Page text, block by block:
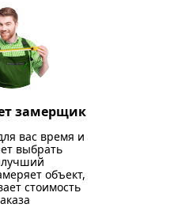
замерщик
вас время и
выбрать
объект,
стоимость